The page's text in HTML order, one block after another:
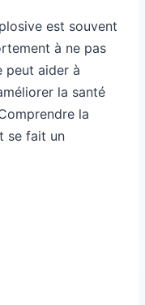
est souvent
à ne pas
peut aider à
la santé
la
se fait un